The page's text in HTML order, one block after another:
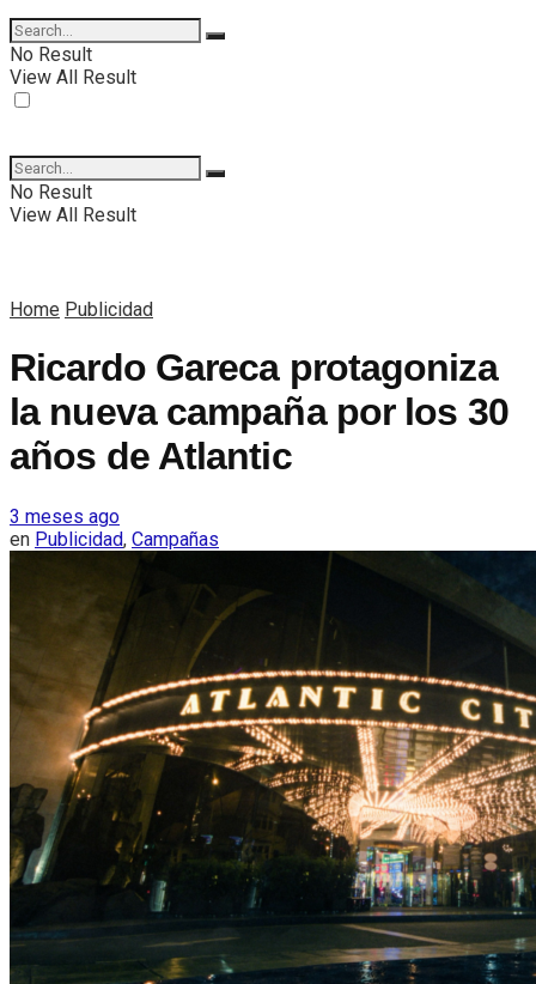
No Result
View All Result
No Result
View All Result
Home Publicidad
Ricardo Gareca protagoniza
la nueva campaña por los 30
años de Atlantic
3 meses ago
en Publicidad, Campañas